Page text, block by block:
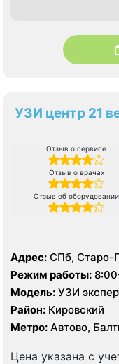
УЗИ центр 21
Отзыв о сервисе
Отзыв о врачах
Отзыв об оборудовании
Адрес: СПб, Старо-
Режим работы:
Модель: УЗИ
Район: Кировский
Метро: Автово,
Цена указана с